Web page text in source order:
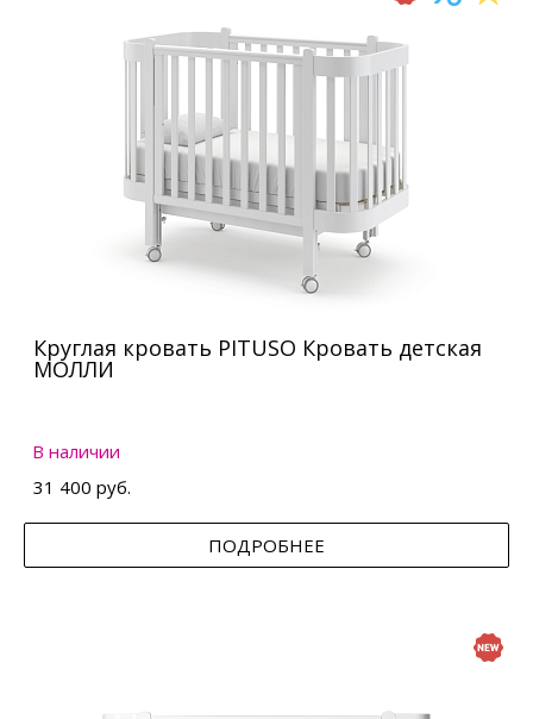
Круглая кровать PITUSO Кровать детская
МОЛЛИ
В наличии
31 400 руб.
ПОДРОБНЕЕ